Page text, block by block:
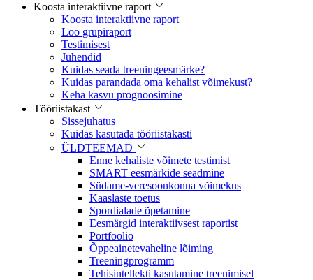
Koosta interaktiivne raport
Koosta interaktiivne raport
Loo grupiraport
Testimisest
Juhendid
Kuidas seada treeningeesmärke?
Kuidas parandada oma kehalist võimekust?
Keha kasvu prognoosimine
Tööriistakast
Sissejuhatus
Kuidas kasutada tööriistakasti
ÜLDTEEMAD
Enne kehaliste võimete testimist
SMART eesmärkide seadmine
Südame-veresoonkonna võimekus
Kaaslaste toetus
Spordialade õpetamine
Eesmärgid interaktiivsest raportist
Portfoolio
Õppeainetevaheline lõiming
Treeningprogramm
Tehisintellekti kasutamine treenimisel